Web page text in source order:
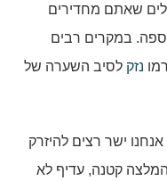
שאתם מחדירים
במקרים רבים
נזק לסיב השערה של
ישר רצים להיזרק
קטנה, עדיף לא